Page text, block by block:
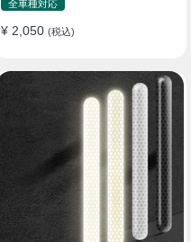
全車種対応
¥ 2,050 (税込)